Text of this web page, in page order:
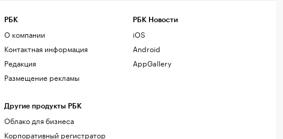
РБК
О компании
Контактная информация
Редакция
Размещение рекламы
Другие продукты РБК
Облако для бизнеса
Корпоративный регистратор
РБК Новости
iOS
Android
AppGallery